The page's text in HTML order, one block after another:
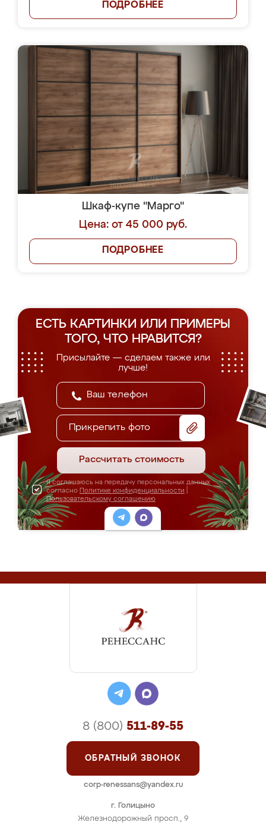
ПОДРОБНЕЕ
Шкаф-купе "Марго"
Цена: от 45 000 руб.
ПОДРОБНЕЕ
ЕСТЬ КАРТИНКИ ИЛИ ПРИМЕРЫ
ТОГО, ЧТО НРАВИТСЯ?
Присылайте — сделаем также или
лучше!
Прикрепить фото
Рассчитать стоимость
Я соглашаюсь на передачу персональных данных
согласно Политике конфиденциальности
Пользовательскому соглашению
г. Голицыно
Железнодорожный просп., 9
8 (800) 511-89-55
ОБРАТНЫЙ ЗВОНОК
corp-renessans@yandex.ru